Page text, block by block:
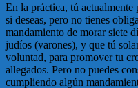
En la práctica, tú actualmente
si deseas, pero no tienes
mandamiento de morar siete
judíos (varones), y que tú
voluntad, para promover tu
allegados. Pero no puedes
cumpliendo algún